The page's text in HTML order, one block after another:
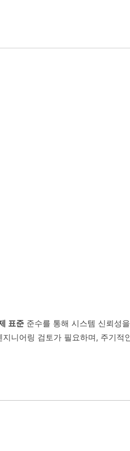
표준 준수를 통해 시스템 신뢰성
니어링 검토가 필요하며, 주기적